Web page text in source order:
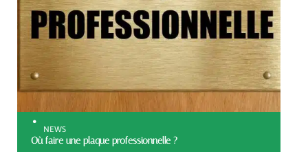
NEWS
Où faire une plaque professionnelle ?